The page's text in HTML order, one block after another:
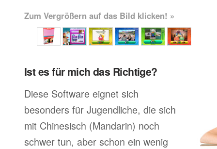
Zum Vergrößern auf das Bild klicken! »
Ist es für mich das Richtige?
Diese Software eignet sich
besonders für Jugendliche, die sich
mit Chinesisch (Mandarin) noch
schwer tun, aber schon ein wenig